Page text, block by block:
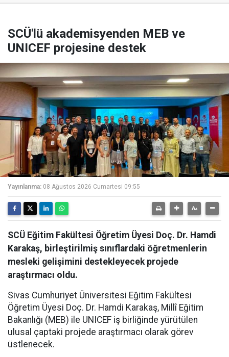
SCÜ'lü akademisyenden MEB ve
UNICEF projesine destek
Yayınlanma: 08 Ağustos 2026 Cumartesi 09:55
SCÜ Eğitim Fakültesi Öğretim Üyesi Doç. Dr. Hamdi
Karakaş, birleştirilmiş sınıflardaki öğretmenlerin
mesleki gelişimini destekleyecek projede
araştırmacı oldu.
Sivas Cumhuriyet Üniversitesi Eğitim Fakültesi
Öğretim Üyesi Doç. Dr. Hamdi Karakaş, Millî Eğitim
Bakanlığı (MEB) ile UNICEF iş birliğinde yürütülen
ulusal çaptaki projede araştırmacı olarak görev
üstlenecek.